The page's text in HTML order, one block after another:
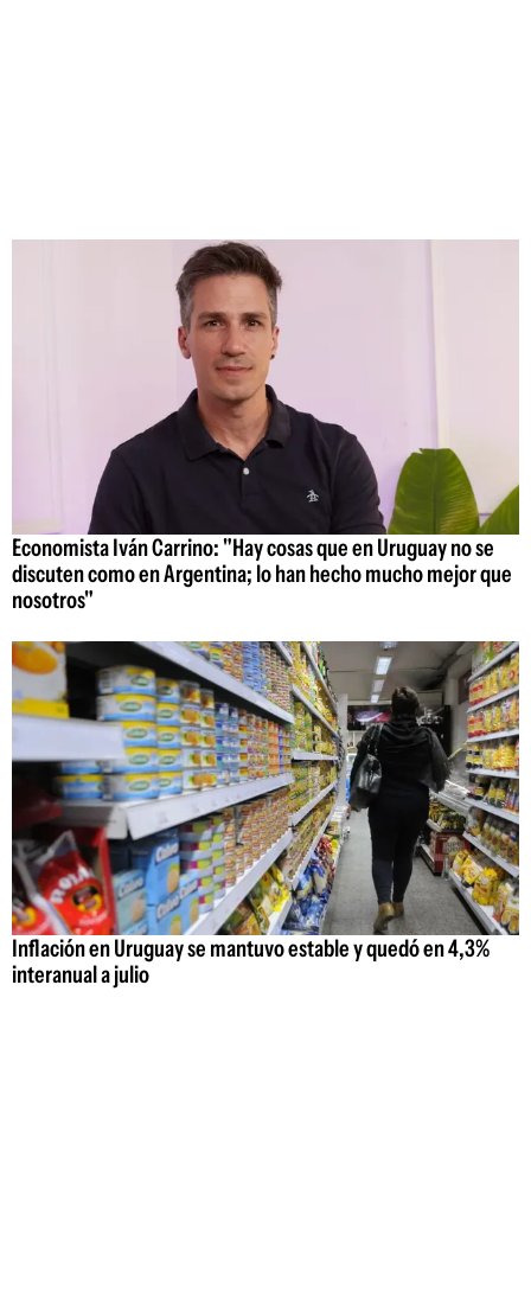
Economista Iván Carrino: "Hay cosas que en Uruguay no se
discuten como en Argentina; lo han hecho mucho mejor que
nosotros"
Inflación en Uruguay se mantuvo estable y quedó en 4,3%
interanual a julio